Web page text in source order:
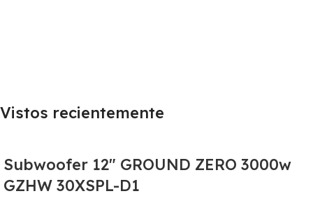
Vistos recientemente
Subwoofer 12″ GROUND ZERO 3000w
GZHW 30XSPL-D1